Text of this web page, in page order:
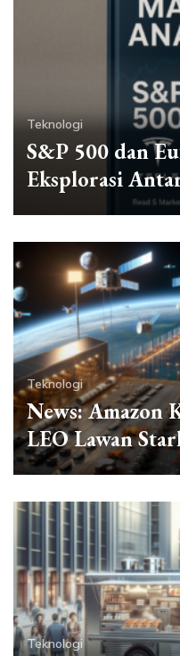
Teknologi
S&P 500 dan
Eksplorasi
Teknologi
News: Amazon
LEO Lawan
Teknologi